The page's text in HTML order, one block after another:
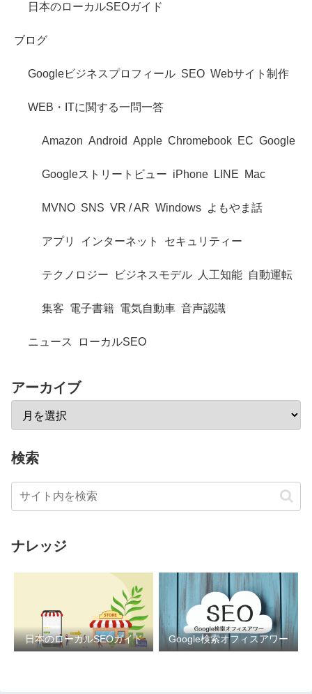
日本のローカルSEOガイド
ブログ
Googleビジネスプロフィール SEO Webサイト制作
WEB・ITに関する一問一答
Amazon Android Apple Chromebook EC Google
Googleストリートビュー iPhone LINE Mac
MVNO SNS VR / AR Windows よもやま話
アプリ インターネット セキュリティー
テクノロジー ビジネスモデル 人工知能 自動運転
集客 電子書籍 電気自動車 音声認識
ニュース ローカルSEO
アーカイブ
検索
ナレッジ
日本のローカルSEOガイド Google検索オフィスアワー